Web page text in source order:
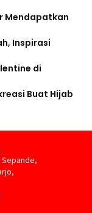
Mendapatkan
Inspirasi
di
Buat Hijab
Sepande,